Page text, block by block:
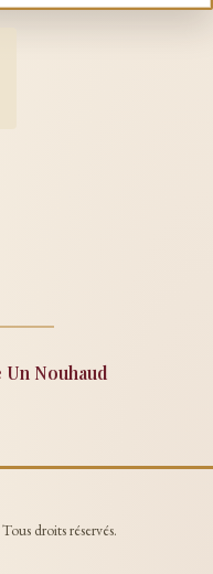
Nouhaud
droits réservés.